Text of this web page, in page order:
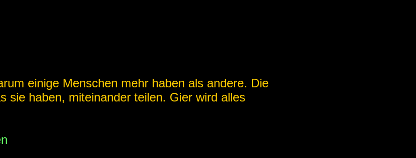
einige Menschen mehr haben als andere. Die
sie haben, miteinander teilen. Gier wird alles